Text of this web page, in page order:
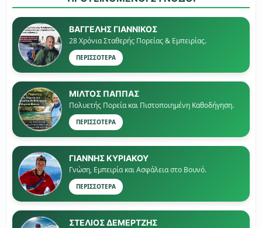
ΒΑΓΓΕΛΗΣ ΓΙΑΝΝΙΚΟΣ
28 Χρόνια Σταθερής Πορείας & Εμπειρίας.
ΠΕΡΙΣΣΟΤΕΡΑ
ΜΙΛΤΟΣ ΠΑΠΠΑΣ
Πολυετής Πορεία και Πιστοποιημένη Καθοδήγηση.
ΠΕΡΙΣΣΟΤΕΡΑ
ΓΙΑΝΝΗΣ ΚΥΡΙΑΚΟΥ
Γνώση, Εμπειρία και Ασφάλεια στο Βουνό.
ΠΕΡΙΣΣΟΤΕΡΑ
ΣΤΕΛΙΟΣ ΔΕΜΕΡΤΖΗΣ